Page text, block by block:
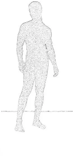
DES
01_SCULPTURE
03_COLLAGES
04_DESSINS
05_MONOTYPE
06_ARCHIVES
CONTACT